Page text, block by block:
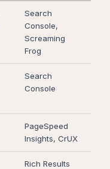
Search
Console,
Screaming
Frog
Search
Console
PageSpeed
Insights, CrUX
Rich Results